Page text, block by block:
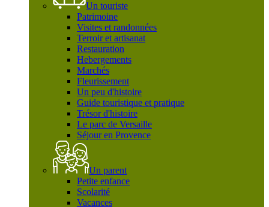
Un touriste
Patrimoine
Visites et randonnées
Terroir et artisanat
Restauration
Hebergements
Marchés
Fleurissement
Un peu d'histoire
Guide touristique et pratique
Trésor d'histoire
Le parc de Versaille
Séjour en Provence
Un parent
Petite enfance
Scolarité
Vacances